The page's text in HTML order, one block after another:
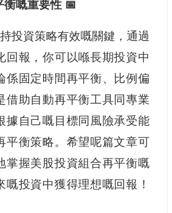
衡嘅重要性 📅
投資策略有效嘅關鍵，通過
回報，你可以喺長期投資中
係固定時間再平衡、比例偏
借助自動再平衡工具同專業
據自己嘅目標同風險承受能
平衡策略。希望呢篇文章可
掌握美股投資組合再平衡嘅
嘅投資中獲得理想嘅回報！